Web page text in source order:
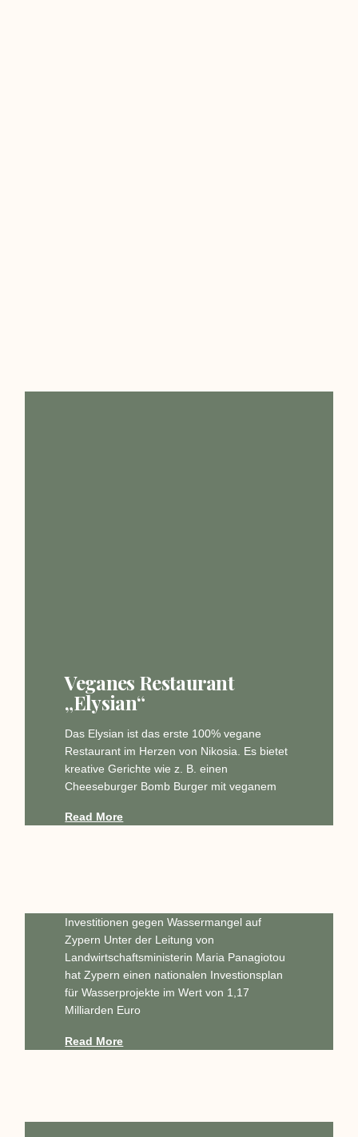
Veganes Restaurant
„Elysian“
Das Elysian ist das erste 100% vegane
Restaurant im Herzen von Nikosia. Es bietet
kreative Gerichte wie z. B. einen
Cheeseburger Bomb Burger mit veganem
Read More
Investitionen gegen Wassermangel auf
Zypern Unter der Leitung von
Landwirtschaftsministerin Maria Panagiotou
hat Zypern einen nationalen Investionsplan
für Wasserprojekte im Wert von 1,17
Milliarden Euro
Read More